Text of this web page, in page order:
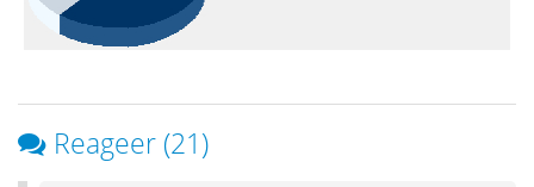
Reageer (21)